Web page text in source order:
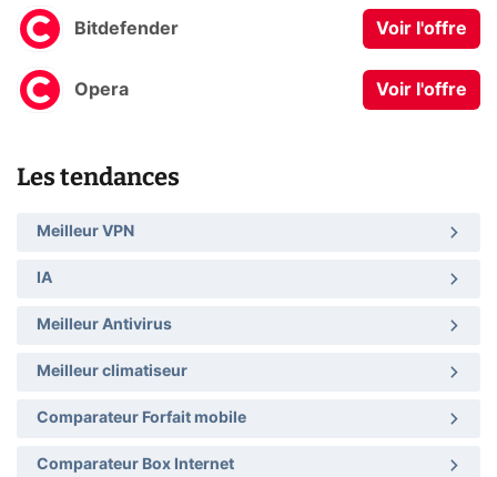
Bitdefender Voir l'offre
Opera Voir l'offre
Les tendances
Meilleur VPN
IA
Meilleur Antivirus
Meilleur climatiseur
Comparateur Forfait mobile
Comparateur Box Internet